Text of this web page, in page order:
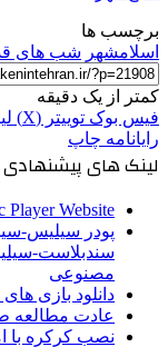
برچسب ها
اسلامشهر شب های
کمتر از یک دقیقه
فیس بوک توییتر (X)
رایانامه چاپ
لینک های پیشنهادی
Player Website
پودر سیلیس-
سندبلاست-
مصنوعی
دانلود بازی
عادت مطالعه
نصب کرکره با